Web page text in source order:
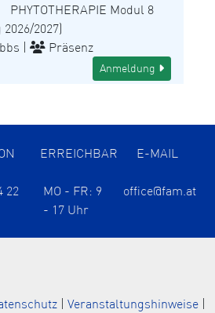
PHYTOTHERAPIE Modul 8
2027)
| Präsenz
Anmeldung
ERREICHBAR E-MAIL
22
MO - FR: 9
- 17 Uhr
office@fam.at
| Veranstaltungshinweise |